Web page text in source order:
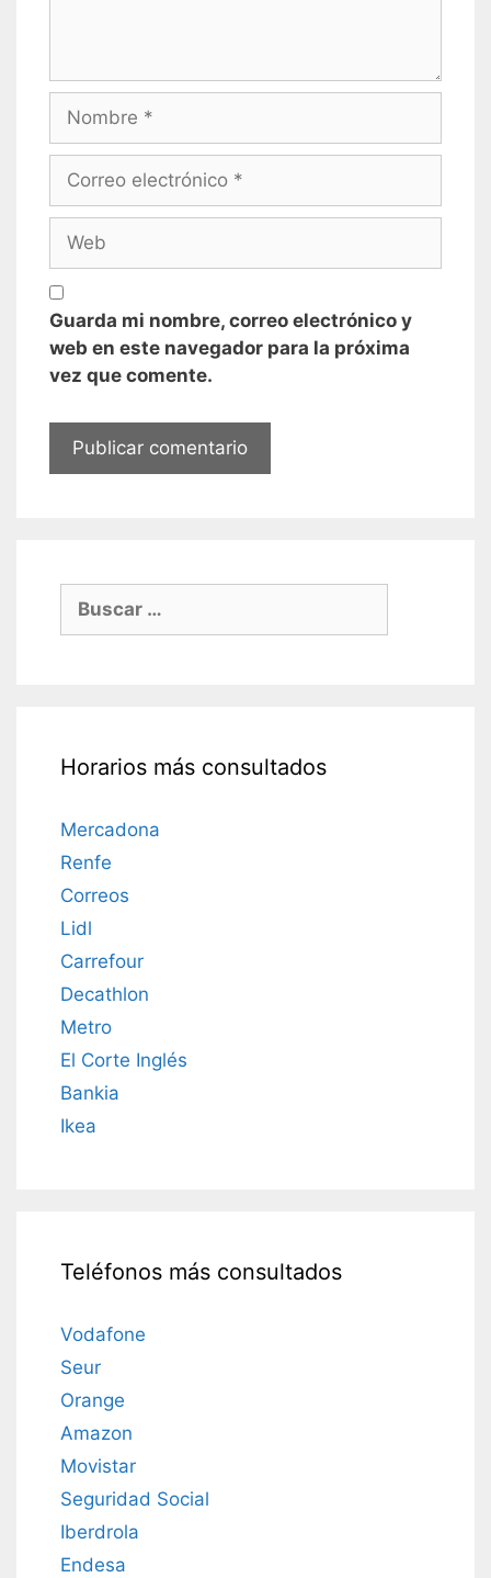
electrónico
Guarda mi nombre, correo electrónico y
web en este navegador para la próxima
vez que comente.
Buscar:
Horarios más consultados
Mercadona
Renfe
Correos
Lidl
Carrefour
Decathlon
Metro
El Corte Inglés
Bankia
Ikea
Teléfonos más consultados
Vodafone
Seur
Orange
Amazon
Movistar
Seguridad Social
Iberdrola
Endesa